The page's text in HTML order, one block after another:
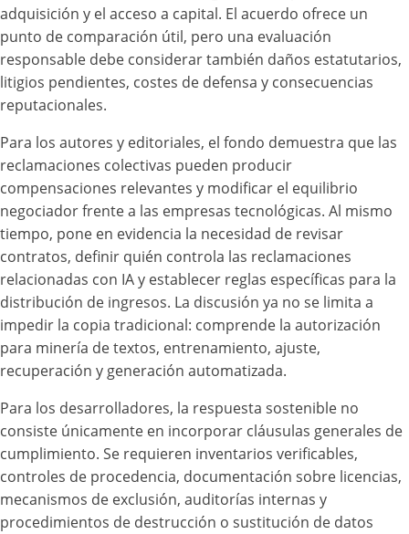
adquisición y el acceso a capital. El acuerdo ofrece un
punto de comparación útil, pero una evaluación
responsable debe considerar también daños estatutarios,
litigios pendientes, costes de defensa y consecuencias
reputacionales.
Para los autores y editoriales, el fondo demuestra que las
reclamaciones colectivas pueden producir
compensaciones relevantes y modificar el equilibrio
negociador frente a las empresas tecnológicas. Al mismo
tiempo, pone en evidencia la necesidad de revisar
contratos, definir quién controla las reclamaciones
relacionadas con IA y establecer reglas específicas para la
distribución de ingresos. La discusión ya no se limita a
impedir la copia tradicional: comprende la autorización
para minería de textos, entrenamiento, ajuste,
recuperación y generación automatizada.
Para los desarrolladores, la respuesta sostenible no
consiste únicamente en incorporar cláusulas generales de
cumplimiento. Se requieren inventarios verificables,
controles de procedencia, documentación sobre licencias,
mecanismos de exclusión, auditorías internas y
procedimientos de destrucción o sustitución de datos